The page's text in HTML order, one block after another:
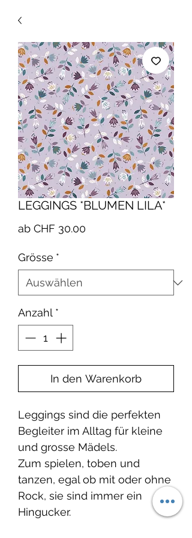
LEGGINGS *BLUMEN LILA*
ab CHF 30.00
Grösse *
Anzahl *
In den Warenkorb
Leggings sind die perfekten
Begleiter im Alltag für kleine
und grosse Mädels.
Zum spielen, toben und
tanzen, egal ob mit oder ohne
Rock, sie sind immer ein
Hingucker.